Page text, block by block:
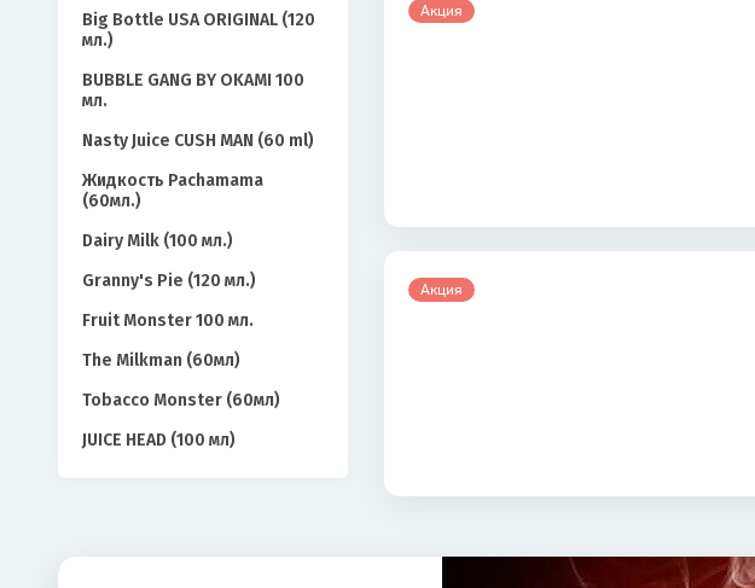
Big Bottle USA ORIGINAL (120
мл.)
BUBBLE GANG BY OKAMI 100
мл.
Nasty Juice CUSH MAN (60 ml)
Жидкость Pachamama
(60мл.)
Dairy Milk (100 мл.)
Granny's Pie (120 мл.)
Fruit Monster 100 мл.
The Milkman (60мл)
Tobacco Monster (60мл)
JUICE HEAD (100 мл)
Акция
Акция